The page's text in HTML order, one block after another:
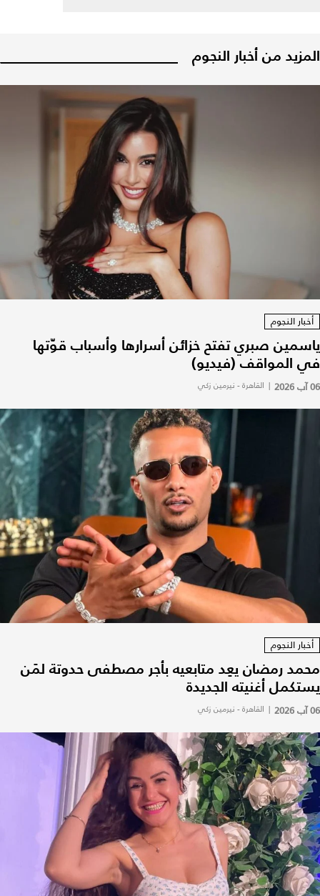
المزيد من أخبار النجوم
أخبار النجوم
ياسمين صبري تفتح خزائن أسرارها وأسباب قوّتها
في المواقف (فيديو)
06 آب 2026 | القاهرة - نيرمين زكي
أخبار النجوم
محمد رمضان يعِد متابعيه بأجر مصطفى حدوتة لمَن
يستكمل أغنيته الجديدة
06 آب 2026 | القاهرة - نيرمين زكي